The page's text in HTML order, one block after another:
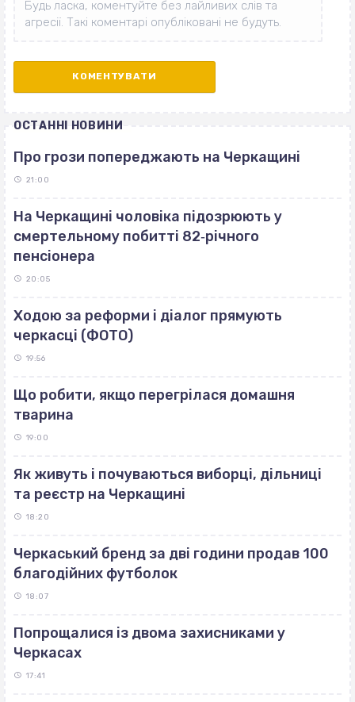
ОСТАННІ НОВИНИ
Про грози попереджають на Черкащині
21:00
На Черкащині чоловіка підозрюють у
смертельному побитті 82‐річного
пенсіонера
20:05
Ходою за реформи і діалог прямують
черкасці (ФОТО)
19:56
Що робити, якщо перегрілася домашня
тварина
19:00
Як живуть і почуваються виборці, дільниці
та реєстр на Черкащині
18:20
Черкаський бренд за дві години продав 100
благодійних футболок
18:07
Попрощалися із двома захисниками у
Черкасах
17:41